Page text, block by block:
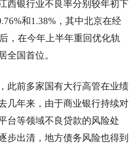
西银行业不良率分别较年初下
和1.38%，其中北京在经
，在今年上半年重回优化轨
全国首位。
此前多家国有大行高管在业绩
几年来，由于商业银行持续对
台等领域不良贷款的风险处
步出清，地方债务风险也得到